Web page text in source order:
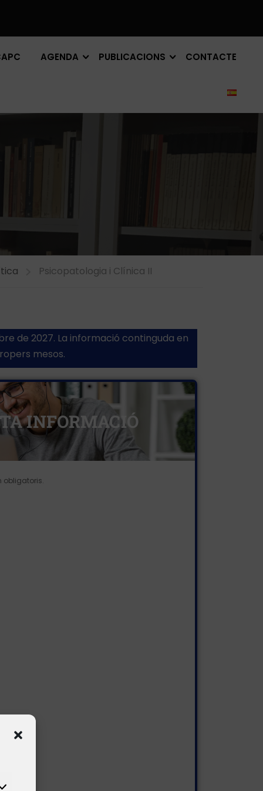
AGENDA PUBLICACIONS CONTACTE
Psicopatologia i Clínica II
de 2027. La informació continguda en
mesos.
INFORMACIÓ
obligatoris.